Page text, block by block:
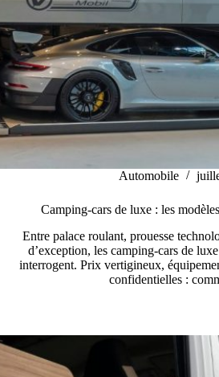
Automobile
Camping-cars de luxe : les
Entre palace roulant, prouesse
d’exception, les camping-cars de
interrogent. Prix vertigineux,
confidentielles :